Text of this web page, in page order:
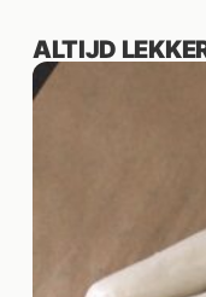
ALTIJD